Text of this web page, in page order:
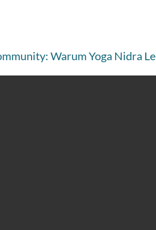
Warum Yoga Nidra